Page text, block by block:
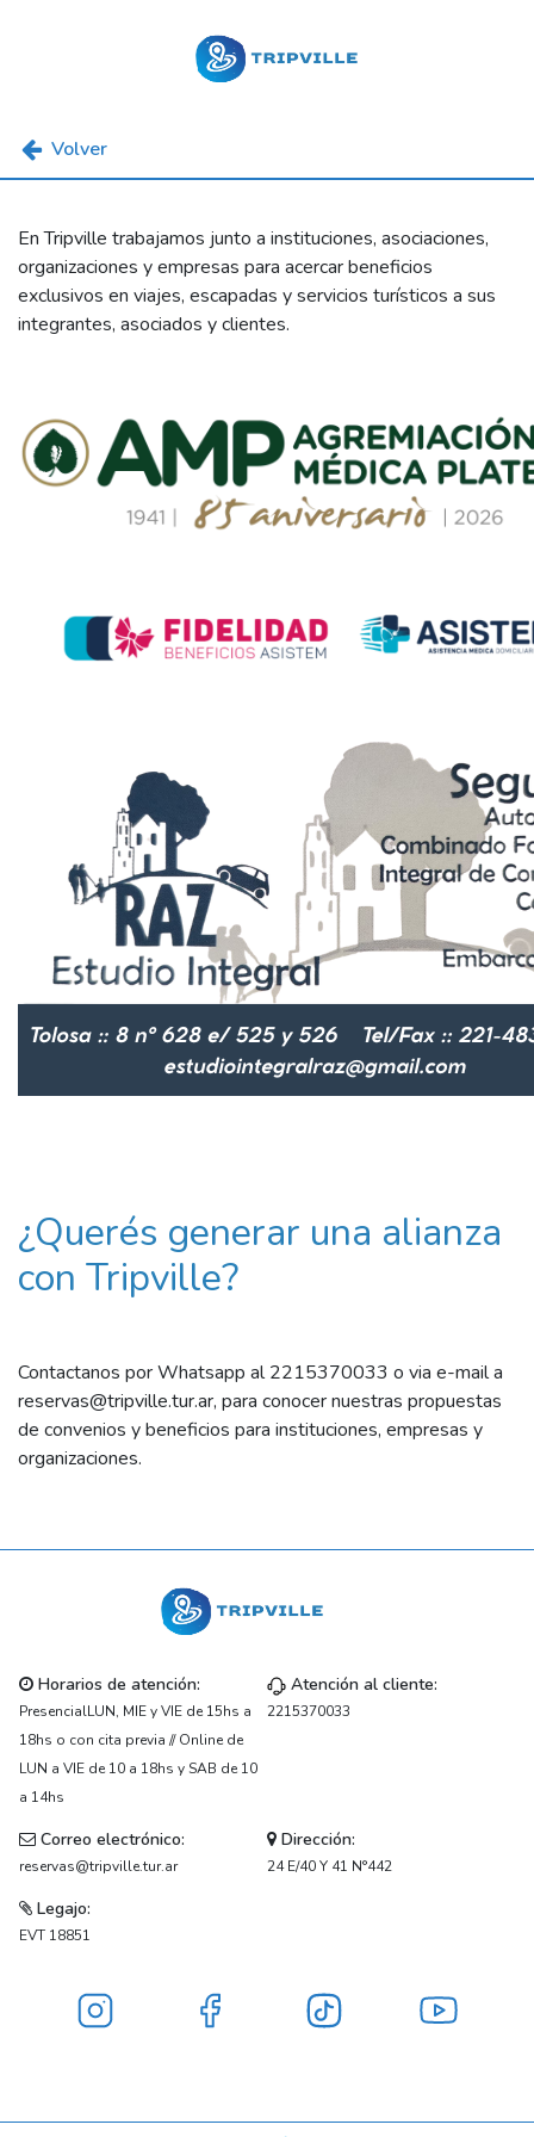
Volver
En Tripville trabajamos junto a instituciones, asociaciones,
organizaciones y empresas para acercar beneficios
exclusivos en viajes, escapadas y servicios turísticos a sus
integrantes, asociados y clientes.
¿Querés generar una alianza
con Tripville?
Contactanos por Whatsapp al 2215370033 o via e-mail a
reservas@tripville.tur.ar, para conocer nuestras propuestas
de convenios y beneficios para instituciones, empresas y
organizaciones.
Horarios de atención:
PresencialLUN, MIE y VIE de 15hs a
18hs o con cita previa // Online de
LUN a VIE de 10 a 18hs y SAB de 10
a 14hs
Atención al cliente:
2215370033
Correo electrónico:
reservas@tripville.tur.ar
Dirección:
24 E/40 Y 41 N°442
Legajo:
EVT 18851